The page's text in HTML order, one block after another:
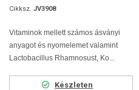
Cikksz. JV3908
Vitaminok mellett számos ásványi
anyagot és nyomelemet valamint
Lactobacillus Rhamnosust, Ko...
Készleten